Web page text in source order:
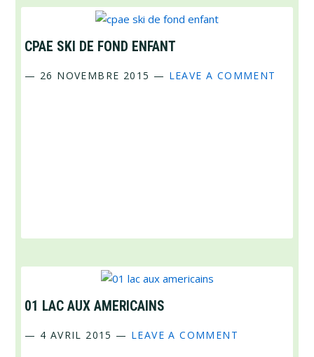
CPAE SKI DE FOND ENFANT
— 26 NOVEMBRE 2015 — LEAVE A COMMENT
01 LAC AUX AMERICAINS
— 4 AVRIL 2015 — LEAVE A COMMENT